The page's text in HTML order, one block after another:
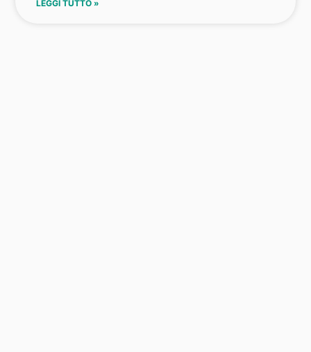
LEGGI TUTTO »